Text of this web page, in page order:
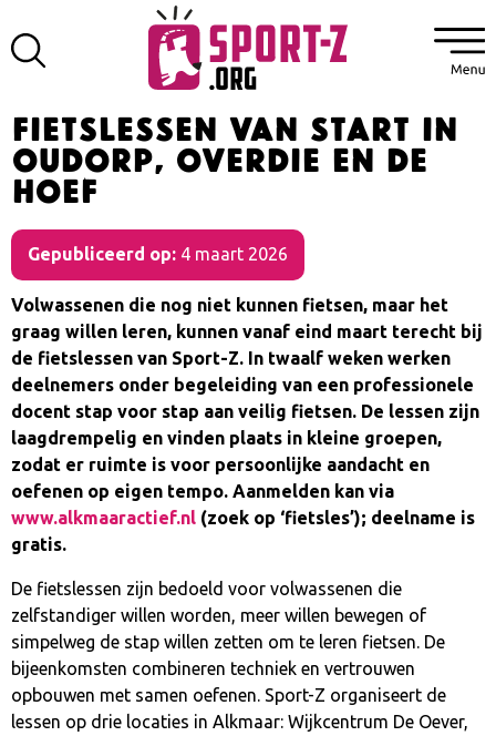
Fietslessen van start in
Oudorp, Overdie en De
Hoef
Gepubliceerd op: 4 maart 2026
Volwassenen die nog niet kunnen fietsen, maar het
graag willen leren, kunnen vanaf eind maart terecht bij
de fietslessen van Sport-Z. In twaalf weken werken
deelnemers onder begeleiding van een professionele
docent stap voor stap aan veilig fietsen. De lessen zijn
laagdrempelig en vinden plaats in kleine groepen,
zodat er ruimte is voor persoonlijke aandacht en
oefenen op eigen tempo. Aanmelden kan via
www.alkmaaractief.nl (zoek op ‘fietsles’); deelname is
gratis.
De fietslessen zijn bedoeld voor volwassenen die
zelfstandiger willen worden, meer willen bewegen of
simpelweg de stap willen zetten om te leren fietsen. De
bijeenkomsten combineren techniek en vertrouwen
opbouwen met samen oefenen. Sport-Z organiseert de
lessen op drie locaties in Alkmaar: Wijkcentrum De Oever,